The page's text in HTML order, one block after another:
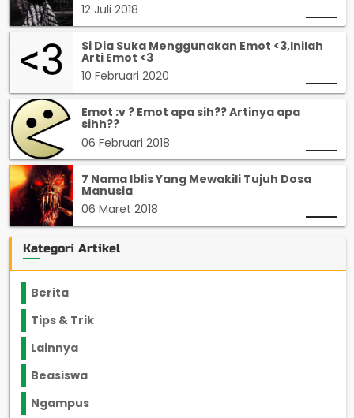
12 Juli 2018
Si Dia Suka Menggunakan Emot <3,Inilah
Arti Emot <3
10 Februari 2020
Emot :v ? Emot apa sih?? Artinya apa
sihh??
06 Februari 2018
7 Nama Iblis Yang Mewakili Tujuh Dosa
Manusia
06 Maret 2018
Kategori Artikel
Berita
Tips & Trik
Lainnya
Beasiswa
Ngampus